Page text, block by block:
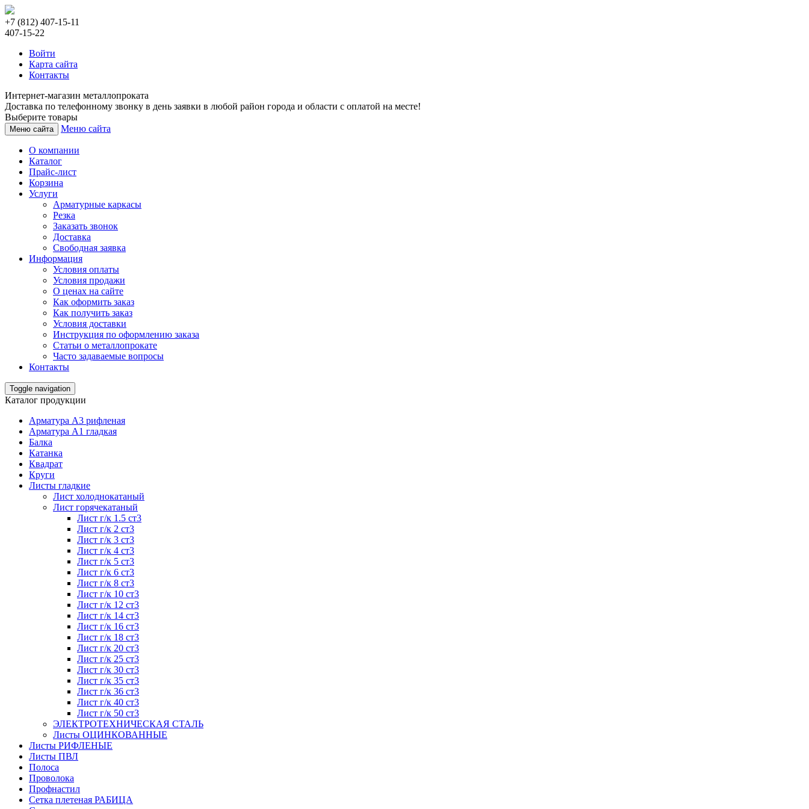
+7 (812) 407-15-11
407-15-22
Войти
Карта сайта
Контакты
Интернет-магазин металлопроката
Доставка по телефонному звонку в день заявки в любой район города и области с оплатой на месте!
Выберите товары
Меню сайта Меню сайта
О компании
Каталог
Прайс-лист
Корзина
Услуги
Арматурные каркасы
Резка
Заказать звонок
Доставка
Свободная заявка
Информация
Условия оплаты
Условия продажи
О ценах на сайте
Как оформить заказ
Как получить заказ
Условия доставки
Инструкция по оформлению заказа
Статьи о металлопрокате
Часто задаваемые вопросы
Контакты
Toggle navigation
Каталог продукции
Арматура А3 рифленая
Арматура А1 гладкая
Балка
Катанка
Квадрат
Круги
Листы гладкие
Лист холоднокатаный
Лист горячекатаный
Лист г/к 1.5 ст3
Лист г/к 2 ст3
Лист г/к 3 ст3
Лист г/к 4 ст3
Лист г/к 5 ст3
Лист г/к 6 ст3
Лист г/к 8 ст3
Лист г/к 10 ст3
Лист г/к 12 ст3
Лист г/к 14 ст3
Лист г/к 16 ст3
Лист г/к 18 ст3
Лист г/к 20 ст3
Лист г/к 25 ст3
Лист г/к 30 ст3
Лист г/к 35 ст3
Лист г/к 36 ст3
Лист г/к 40 ст3
Лист г/к 50 ст3
ЭЛЕКТРОТЕХНИЧЕСКАЯ СТАЛЬ
Листы ОЦИНКОВАННЫЕ
Листы РИФЛЕНЫЕ
Листы ПВЛ
Полоса
Проволока
Профнастил
Сетка плетеная РАБИЦА